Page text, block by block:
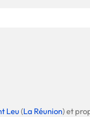
Leu(La Réunion) et